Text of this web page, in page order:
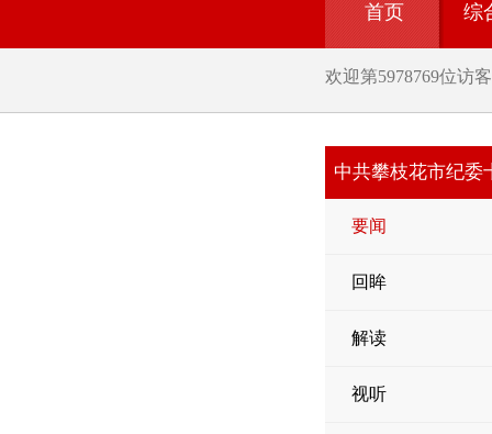
首页 综
欢迎第5978769位访客
中共攀枝花市纪委
要闻
回眸
解读
视听